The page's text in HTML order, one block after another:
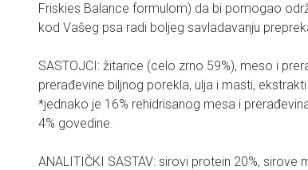
Friskies Balance formulom) da bi pomogao
kod Vašeg psa radi boljeg savladavanju
SASTOJCI: žitarice (celo zrno 59%), meso i
prerađevine biljnog porekla, ulja i masti,
*jednako je 16% rehidrisanog mesa i
4% govedine.
ANALITIČKI SASTAV: sirovi protein 20%, sirove